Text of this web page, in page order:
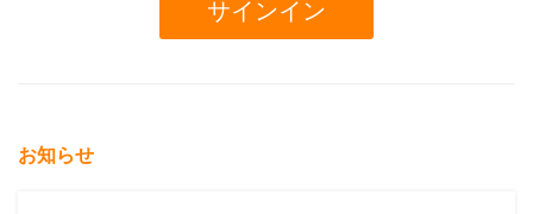
お知らせ